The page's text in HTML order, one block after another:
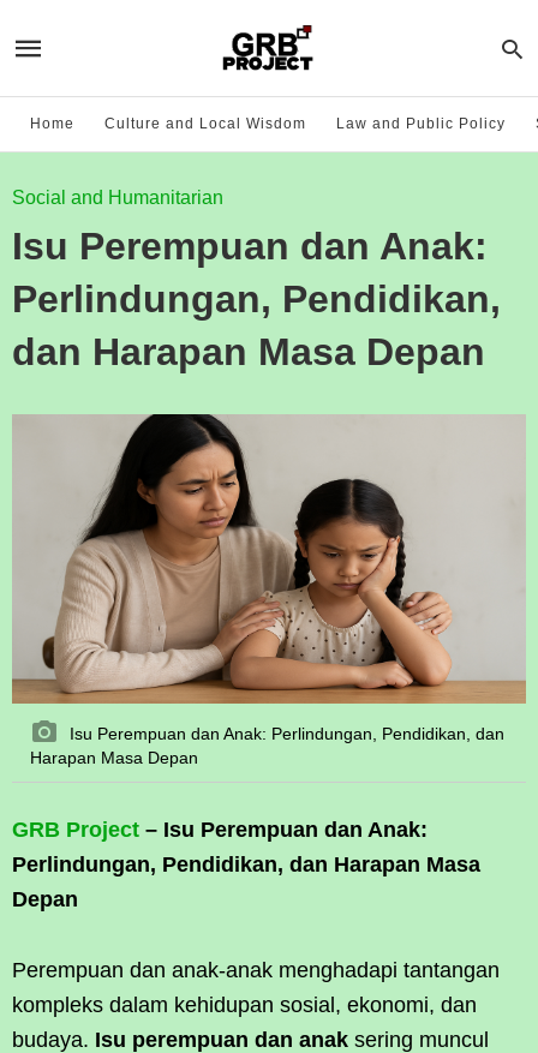
Home Culture and Local Wisdom Law and Public Policy
Social and Humanitarian
Isu Perempuan dan Anak:
Perlindungan, Pendidikan,
dan Harapan Masa Depan
Isu Perempuan dan Anak: Perlindungan, Pendidikan, dan
Harapan Masa Depan
GRB Project – Isu Perempuan dan Anak:
Perlindungan, Pendidikan, dan Harapan Masa
Depan
Perempuan dan anak-anak menghadapi tantangan
kompleks dalam kehidupan sosial, ekonomi, dan
budaya. Isu perempuan dan anak sering muncul